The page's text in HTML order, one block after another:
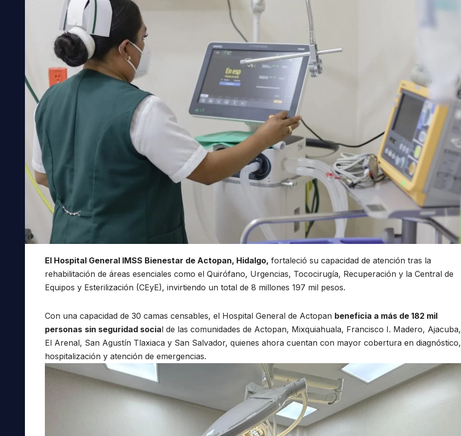
El Hospital General IMSS Bienestar de Actopan, Hidalgo, fortaleció su capacidad de atención tras la
rehabilitación de áreas esenciales como el Quirófano, Urgencias, Tococirugía, Recuperación y la Central de
Equipos y Esterilización (CEyE), invirtiendo un total de 8 millones 197 mil pesos.
Con una capacidad de 30 camas censables, el Hospital General de Actopan beneficia a más de 182 mil
personas sin seguridad social de las comunidades de Actopan, Mixquiahuala, Francisco I. Madero, Ajacuba,
El Arenal, San Agustín Tlaxiaca y San Salvador, quienes ahora cuentan con mayor cobertura en diagnóstico,
hospitalización y atención de emergencias.